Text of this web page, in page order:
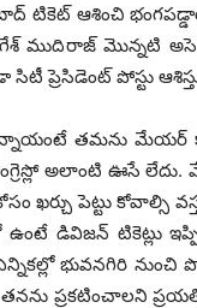
టికెట్‌ ఆశించి
ముదిరాజ్‌ మొన్నటి
ప్రెసిడెంట్‌ పోస్టు
తమను మేయర్‌
అలాంటి ఊసే
ఖర్చు పెట్టు కోవాల్సి
ఉంటే డివిజన్‌ టికెట్లు
భువనగిరి
ప్రకటించాలని